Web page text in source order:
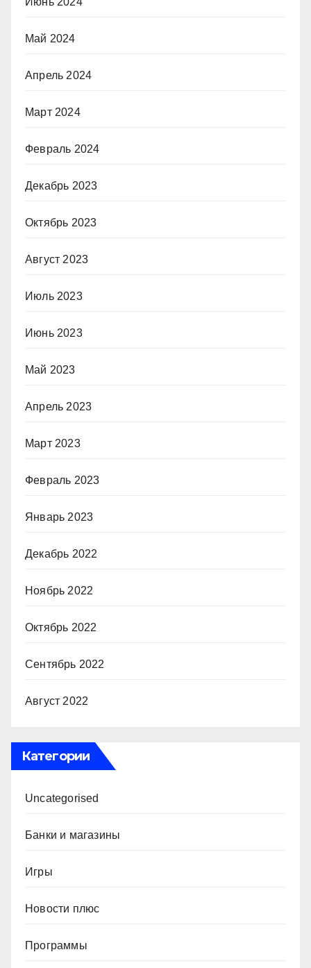
Май 2024
Апрель 2024
Март 2024
Февраль 2024
Декабрь 2023
Октябрь 2023
Август 2023
Июль 2023
Июнь 2023
Май 2023
Апрель 2023
Март 2023
Февраль 2023
Январь 2023
Декабрь 2022
Ноябрь 2022
Октябрь 2022
Сентябрь 2022
Август 2022
Категории
Uncategorised
Банки и магазины
Игры
Новости плюс
Программы